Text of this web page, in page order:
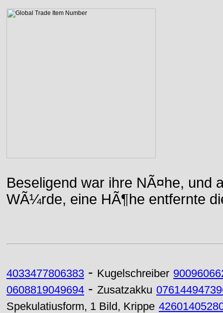
Beseligend war ihre NÃ¤he, und
WÃ¼rde, eine HÃ¶he entfernte
4033477806383 - Kugelschreiber
0608819049694 - Zusatzakku
Spekulatiusform, 1 Bild, Krippe